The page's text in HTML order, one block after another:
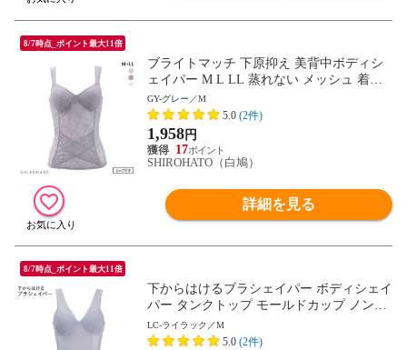
8/7時点_ポイント最大11倍
ブライトマッチ 下原抑え 美背中ボディシ
ェイパー M L LL 蒸れない メッシュ 着や
せ 背中クロス スタイル 下着
GY-グレー／M
5.0 (2件)
1,958円
17
SHIROHATO（白鳩）
詳細を見る
8/7時点_ポイント最大11倍
下からはけるブラシェイパー ボディシェイ
パー タンクトップ モールドカップ ノンワ
イヤー ブラトップ 補正下着
LC-ライラック／M
5.0 (2件)